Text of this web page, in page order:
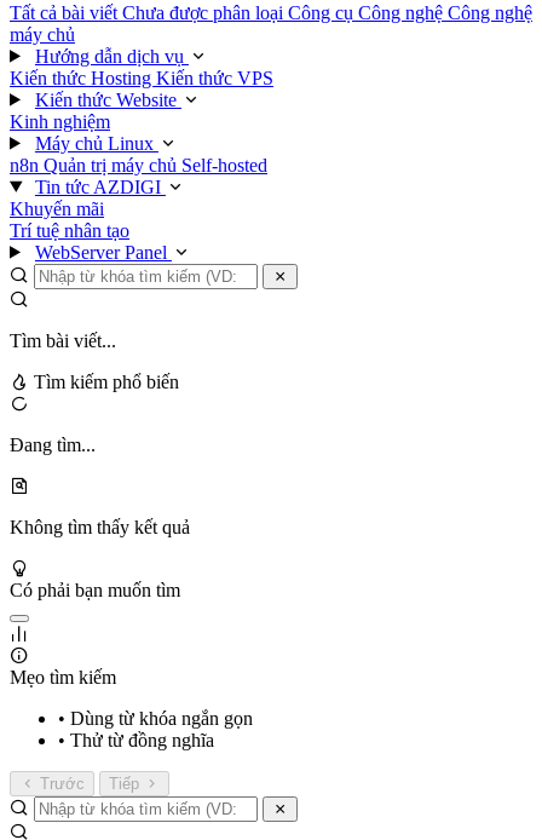
Tất cả bài viết Chưa được phân loại Công cụ Công nghệ Công nghệ
máy chủ
Hướng dẫn dịch vụ
Kiến thức Hosting Kiến thức VPS
Kiến thức Website
Kinh nghiệm
Máy chủ Linux
n8n Quản trị máy chủ Self-hosted
Tin tức AZDIGI
Khuyến mãi
Trí tuệ nhân tạo
WebServer Panel
Tìm bài viết...
Tìm kiếm phổ biến
Đang tìm...
Không tìm thấy kết quả
Có phải bạn muốn tìm
Mẹo tìm kiếm
• Dùng từ khóa ngắn gọn
• Thử từ đồng nghĩa
Trước Tiếp